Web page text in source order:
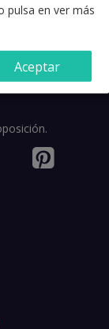
pulsa en ver más
Aceptar